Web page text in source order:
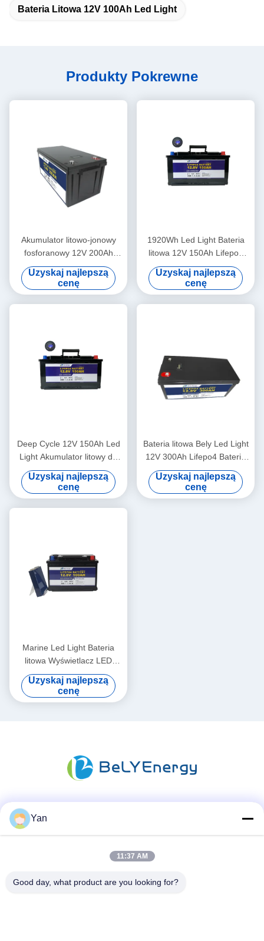
Bateria Litowa 12V 100Ah Led Light
Produkty Pokrewne
Akumulator litowo-jonowy
fosforanowy 12V 200Ah
Akumulatory do
samochodów kempingowych
LED
Uzyskaj najlepszą
cenę
1920Wh Led Light Bateria
litowa 12V 150Ah Lifepo4
Deep Cycle Battery
Uzyskaj najlepszą
cenę
Deep Cycle 12V 150Ah Led
Light Akumulator litowy do
oświetlenia ulicznego RV
Uzyskaj najlepszą
cenę
Bateria litowa Bely Led Light
12V 300Ah Lifepo4 Bateria
do trawnika słonecznego
Uzyskaj najlepszą
cenę
Marine Led Light Bateria
litowa Wyświetlacz LED
Lifepo4 12V 100Ah
Uzyskaj najlepszą
cenę
Yan
11:37 AM
Good day, what product are you looking for?